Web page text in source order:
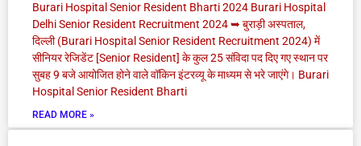
Burari Hospital Senior Resident Bharti 2024 Burari Hospital
Delhi Senior Resident Recruitment 2024 ➥ बुराड़ी अस्पताल,
दिल्ली (Burari Hospital Senior Resident Recruitment 2024) में
सीनियर रेजिडेंट [Senior Resident] के कुल 25 संविदा पद दिए गए स्थान पर
सुबह 9 बजे आयोजित होने वाले वॉकिन इंटरव्यू के माध्यम से भरे जाएंगे। Burari
Hospital Senior Resident Bharti
READ MORE »